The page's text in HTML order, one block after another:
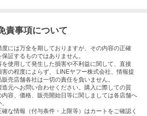
責事項について
には万全を期しておりますが、その内容の正確
証するものではありません。
使用して発生した損害や不利益に関して、直接
の程度によらず、 LINEヤフー株式会社、情報提
売店舗各社は一切の責任を負いません。
元へお問い合わせください。購入に際しての質
容、価格、販売開始日等に関しましては各店舗へ
な情報（付与条件・上限等）はカートをご確認く